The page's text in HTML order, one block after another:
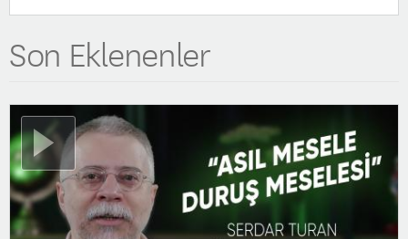
Son Eklenenler